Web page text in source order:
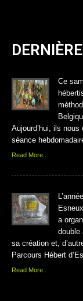
Ce
Aujourd’hui, ils
séance
Read More..
a
double
sa création et,
Parcours Hébert
Read More..